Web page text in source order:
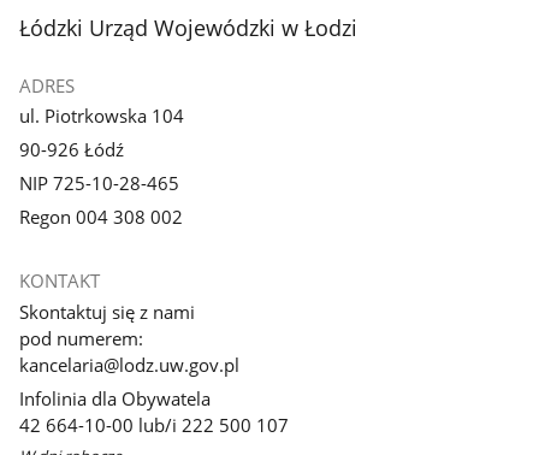
stopka
Łódzki Urząd Wojewódzki w Łodzi
ADRES
ul. Piotrkowska 104
90-926 Łódź
NIP 725-10-28-465
Regon 004 308 002
KONTAKT
Skontaktuj się z nami
pod numerem:
kancelaria@lodz.uw.gov.pl
Infolinia dla Obywatela
42 664-10-00 lub/i 222 500 107